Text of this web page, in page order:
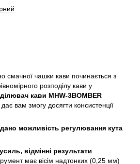
смачної чашки кави починається з
розподілу кави у
кави MHW-3BOMBER
дає вам змогу досягти консистенції
можливість регулювання кута
відмінні результати
має вісім надтонких (0,25 мм)